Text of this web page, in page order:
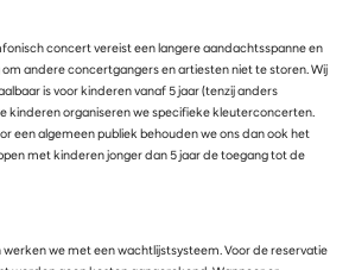
concert vereist een langere aandachtsspanne en
andere concertgangers en artiesten niet te storen. Wij
is voor kinderen vanaf 5 jaar (tenzij anders
kinderen organiseren we specifieke kleuterconcerten.
een algemeen publiek behouden we ons dan ook het
met kinderen jonger dan 5 jaar de toegang tot de
we met een wachtlijstsysteem. Voor de reservatie